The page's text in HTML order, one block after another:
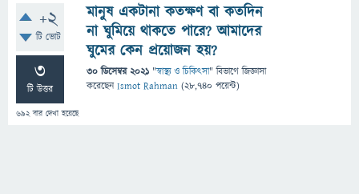
+2
টি ভোট
3
টি উত্তর
692বার দেখা হয়েছে
মানুষ একটানা কতক্ষণ বা কতদিন
না ঘুমিয়ে থাকতে পারে? আমাদের
ঘুমের কেন প্রয়োজন হয়?
30 ডিসেম্বর 2021 "স্বাস্থ্য ও চিকিৎসা" বিভাগে জিজ্ঞাসা
করেছেনIsmot Rahman (28,740 পয়েন্ট)